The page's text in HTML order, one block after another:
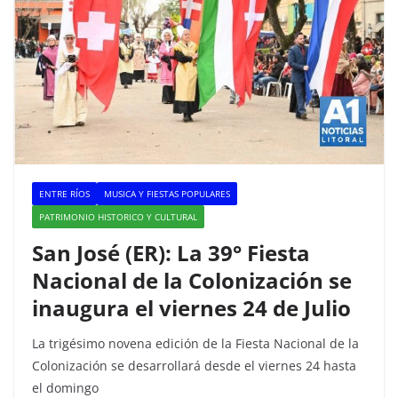
ENTRE RÍOS
MUSICA Y FIESTAS POPULARES
PATRIMONIO HISTORICO Y CULTURAL
San José (ER): La 39° Fiesta
Nacional de la Colonización se
inaugura el viernes 24 de Julio
La trigésimo novena edición de la Fiesta Nacional de la
Colonización se desarrollará desde el viernes 24 hasta
el domingo